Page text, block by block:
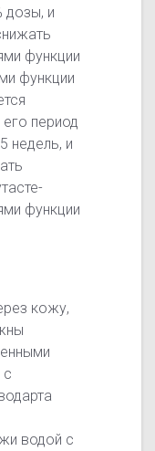
дозы, и
функции
функции
период
недель, и
функции
кожу,
с
водой с